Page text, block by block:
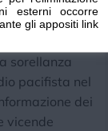
esterni occorre
gli appositi link
di guerra
però del
sorellanza
pacifista nel
dei
vicende